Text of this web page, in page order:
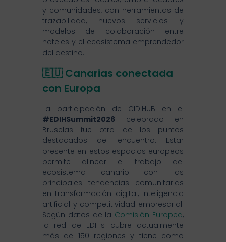
y comunidades, con herramientas de
trazabilidad, nuevos servicios y
modelos de colaboración entre
hoteles y el ecosistema emprendedor
del destino.
🇪🇺 Canarias conectada
con Europa
La participación de CIDIHUB en el
#EDIHSummit2026 celebrado en
Bruselas fue otro de los puntos
destacados del encuentro. Estar
presente en estos espacios europeos
permite alinear el trabajo del
ecosistema canario con las
principales tendencias comunitarias
en transformación digital, inteligencia
artificial y competitividad empresarial.
Según datos de la Comisión Europea,
la red de EDIHs cubre actualmente
más de 150 regiones y tiene como